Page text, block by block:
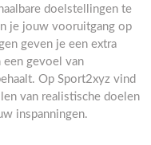
doelstellingen te
je jouw vooruitgang op
geven je een extra
gevoel van
Op Sport2xyz vind
van realistische doelen
inspanningen.